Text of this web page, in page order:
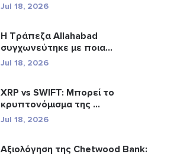
Jul 18, 2026
Η Τράπεζα Allahabad
συγχωνεύτηκε με ποια...
Jul 18, 2026
XRP vs SWIFT: Μπορεί το
κρυπτονόμισμα της ...
Jul 18, 2026
Αξιολόγηση της Chetwood Bank: